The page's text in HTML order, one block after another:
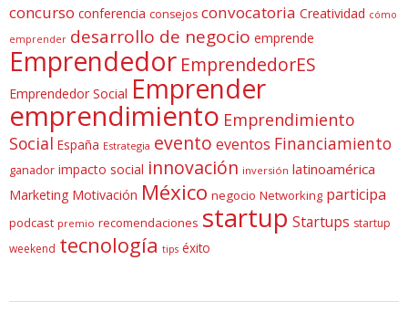
concurso conferencia consejos convocatoria Creatividad cómo
emprender desarrollo de negocio emprende
Emprendedor EmprendedorES
Emprendedor Social Emprender
emprendimiento Emprendimiento
Social España Estrategia evento eventos Financiamiento
ganador impacto social innovación inversión latinoamérica
Marketing Motivación México negocio Networking participa
podcast premio recomendaciones startup Startups startup
weekend tecnología tips éxito